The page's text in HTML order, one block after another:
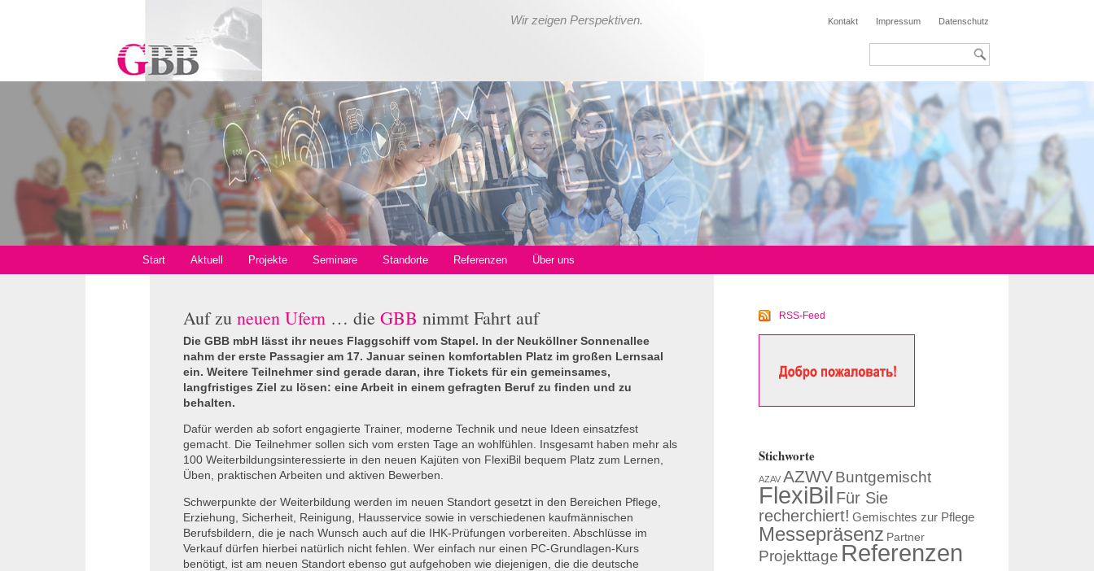
Wir zeigen Perspektiven. Kontakt Impressum Datenschutz
Start Aktuell Projekte Seminare Standorte Referenzen Über uns
Auf zuneuen Ufern … dieGBB nimmt Fahrt auf
DieGBB mbH lässt ihr neues Flaggschiff vom Stapel. In der Neuköllner Sonnenallee
nahm der erste Passagier am 17. Januar seinen komfortablen Platz im großen Lernsaal
ein. Weitere Teilnehmer sind gerade daran, ihre Tickets für ein gemeinsames,
langfristiges Ziel zu lösen: eine Arbeit in einem gefragten Beruf zu finden und zu
behalten.
Dafür werden ab sofort engagierte Trainer, moderne Technik und neue Ideen einsatzfest
gemacht. Die Teilnehmer sollen sich vom ersten Tage an wohlfühlen. Insgesamt haben mehr als
100 Weiterbildungsinteressierte in den neuen Kajüten von FlexiBil bequem Platz zum Lernen,
Üben, praktischen Arbeiten und aktiven Bewerben.
Schwerpunkte der Weiterbildung werden im neuen Standort gesetzt in den Bereichen Pflege,
Erziehung, Sicherheit, Reinigung, Hausservice sowie in verschiedenen kaufmännischen
Berufsbildern, die je nach Wunsch auch auf die
IHK-Prüfungen vorbereiten. Abschlüsse im
Verkauf dürfen hierbei natürlich nicht fehlen. Wer einfach nur einen PC-Grundlagen-Kurs
benötigt, ist am neuen Standort ebenso gut aufgehoben wie diejenigen, die die deutsche
RSS-Feed
Stichworte
AZAV AZWVBuntgemischt
FlexiBil Für Sie
recherchiert! Gemischtes zur Pflege
Messepräsenz Partner
Projekttage Referenzen